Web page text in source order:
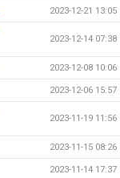
2023-12-21 13:05
2023-12-14 07:38
2023-12-08 10:06
2023-12-06 15:57
2023-11-19 11:56
2023-11-15 08:26
2023-11-14 17:37